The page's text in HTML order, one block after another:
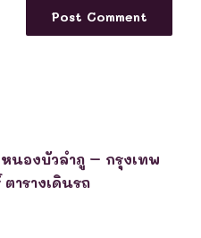
นองบัวลำภู – กรุงเทพ
ารางเดินรถ